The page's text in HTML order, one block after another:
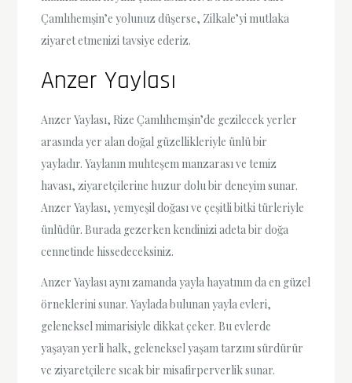
Çamlıhemşin’e yolunuz düşerse, Zilkale’yi mutlaka
ziyaret etmenizi tavsiye ederiz.
Anzer Yaylası
Anzer Yaylası, Rize Çamlıhemşin’de gezilecek yerler
arasında yer alan doğal güzellikleriyle ünlü bir
yayladır. Yaylanın muhteşem manzarası ve temiz
havası, ziyaretçilerine huzur dolu bir deneyim sunar.
Anzer Yaylası, yemyeşil doğası ve çeşitli bitki türleriyle
ünlüdür. Burada gezerken kendinizi adeta bir doğa
cennetinde hissedeceksiniz.
Anzer Yaylası aynı zamanda yayla hayatının da en güzel
örneklerini sunar. Yaylada bulunan yayla evleri,
geleneksel mimarisiyle dikkat çeker. Bu evlerde
yaşayan yerli halk, geleneksel yaşam tarzını sürdürür
ve ziyaretçilere sıcak bir misafirperverlik sunar.